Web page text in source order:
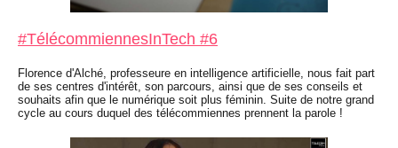
#TélécommiennesInTech #6
Florence d'Alché, professeure en intelligence artificielle, nous fait part
de ses centres d'intérêt, son parcours, ainsi que de ses conseils et
souhaits afin que le numérique soit plus féminin. Suite de notre grand
cycle au cours duquel des télécommiennes prennent la parole !